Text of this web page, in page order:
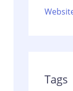
Tags